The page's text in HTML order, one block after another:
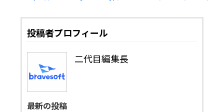
投稿者プロフィール
二代目編集長
最新の投稿